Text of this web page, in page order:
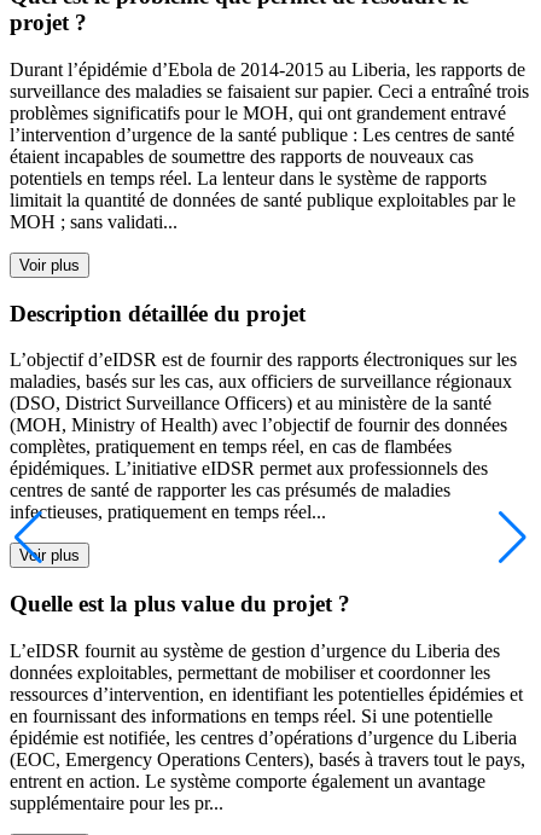
projet ?
Durant l’épidémie d’Ebola de 2014-2015 au Liberia, les rapports de
surveillance des maladies se faisaient sur papier. Ceci a entraîné trois
problèmes significatifs pour le MOH, qui ont grandement entravé
l’intervention d’urgence de la santé publique : Les centres de santé
étaient incapables de soumettre des rapports de nouveaux cas
potentiels en temps réel. La lenteur dans le système de rapports
limitait la quantité de données de santé publique exploitables par le
MOH ; sans validati...
Voir plus
Description détaillée du projet
L’objectif d’eIDSR est de fournir des rapports électroniques sur les
maladies, basés sur les cas, aux officiers de surveillance régionaux
(DSO, District Surveillance Officers) et au ministère de la santé
(MOH, Ministry of Health) avec l’objectif de fournir des données
complètes, pratiquement en temps réel, en cas de flambées
épidémiques. L’initiative eIDSR permet aux professionnels des
centres de santé de rapporter les cas présumés de maladies
infectieuses, pratiquement en temps réel...
Voir plus
Quelle est la plus value du projet ?
L’eIDSR fournit au système de gestion d’urgence du Liberia des
données exploitables, permettant de mobiliser et coordonner les
ressources d’intervention, en identifiant les potentielles épidémies et
en fournissant des informations en temps réel. Si une potentielle
épidémie est notifiée, les centres d’opérations d’urgence du Liberia
(EOC, Emergency Operations Centers), basés à travers tout le pays,
entrent en action. Le système comporte également un avantage
supplémentaire pour les pr...